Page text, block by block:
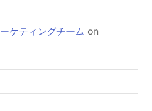
ケティングチーム on